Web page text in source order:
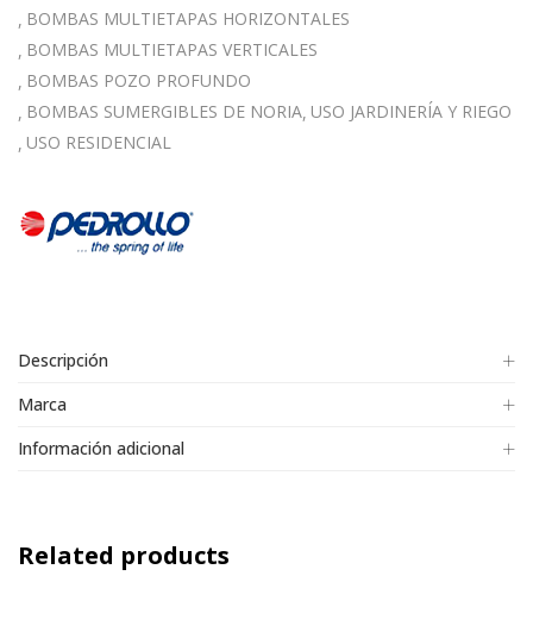
BOMBAS MULTIETAPAS HORIZONTALES
BOMBAS MULTIETAPAS VERTICALES
BOMBAS POZO PROFUNDO
BOMBAS SUMERGIBLES DE NORIA USO JARDINERÍA Y RIEGO
USO RESIDENCIAL
Descripción
Marca
Información adicional
Related products